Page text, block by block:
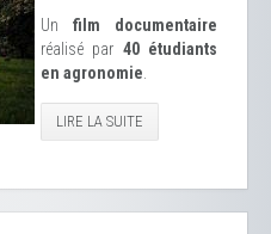
Un film documentaire
réalisé par 40 étudiants
en agronomie
LIRE LA SUITE